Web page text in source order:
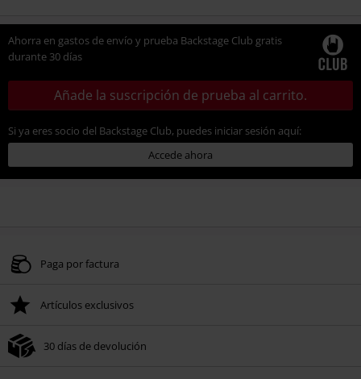
Ahorra en gastos de envío y prueba Backstage Club gratis
durante 30 días
Añade la suscripción de prueba al carrito.
Si ya eres socio del Backstage Club, puedes iniciar sesión aquí:
Accede ahora
Paga por factura
Artículos exclusivos
30 días de devolución